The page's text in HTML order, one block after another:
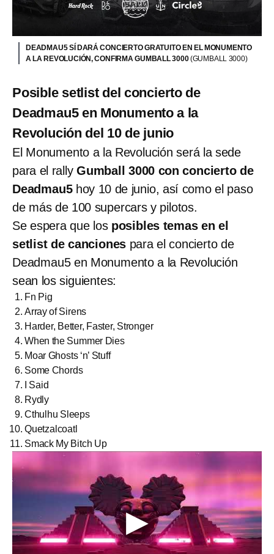
DEADMAU5 SÍ DARÁ CONCIERTO GRATUITO EN EL MONUMENTO
A LA REVOLUCIÓN, CONFIRMA GUMBALL 3000(GUMBALL 3000)
Posible setlist del concierto de
Deadmau5 en Monumento a la
Revolución del 10 de junio
El Monumento a la Revolución será la sede
para el rallyGumball 3000 con concierto de
Deadmau5hoy 10 de junio, así como el paso
de más de 100 supercars y pilotos.
Se espera que los posibles temas en el
setlist de canciones para el concierto de
Deadmau5 en Monumento a la Revolución
sean los siguientes:
Fn Pig
Array of Sirens
Harder, Better, Faster, Stronger
When the Summer Dies
Moar Ghosts ‘n’ Stuff
Some Chords
I Said
Rydly
Cthulhu Sleeps
Quetzalcoatl
Smack My Bitch Up